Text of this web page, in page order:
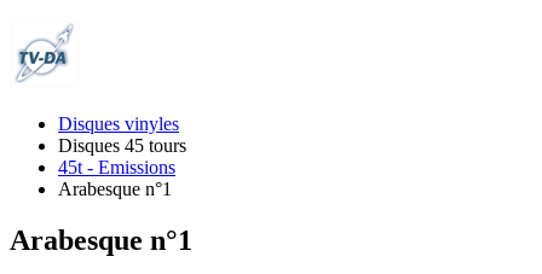
Disques vinyles
Disques 45 tours
45t - Emissions
Arabesque n°1
Arabesque n°1